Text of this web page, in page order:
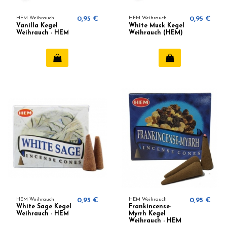
HEM Weihrauch
Vanilla Kegel
Weihrauch - HEM
0,95 € HEM Weihrauch
White Musk Kegel
Weihrauch (HEM)
0,95 €
HEM Weihrauch
White Sage Kegel
Weihrauch - HEM
0,95 € HEM Weihrauch
Frankincense-
Myrrh Kegel
Weihrauch - HEM
0,95 €